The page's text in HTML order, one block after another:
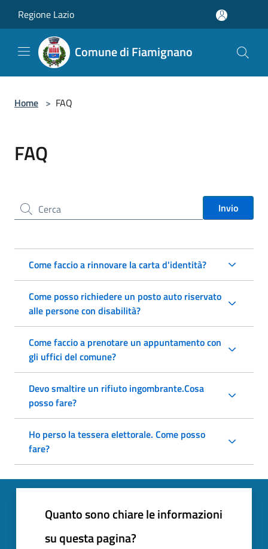
Regione Lazio
Comune di Fiamignano
Home > FAQ
FAQ
Cerca nel sito Invio
Come faccio a rinnovare la carta d'identità?
Come posso richiedere un posto auto riservato
alle persone con disabilità?
Come faccio a prenotare un appuntamento con
gli uffici del comune?
Devo smaltire un rifiuto ingombrante.Cosa
posso fare?
Ho perso la tessera elettorale. Come posso
fare?
Quanto sono chiare le informazioni
su questa pagina?